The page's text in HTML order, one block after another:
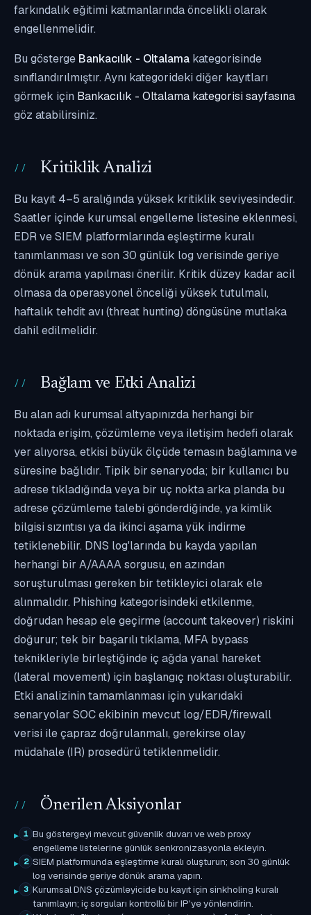
farkındalık eğitimi katmanlarında öncelikli olarak
engellenmelidir.
Bu gösterge Bankacılık - Oltalama kategorisinde
sınıflandırılmıştır. Aynı kategorideki diğer kayıtları
görmek için Bankacılık - Oltalama kategorisi sayfasına
göz atabilirsiniz.
Kritiklik Analizi
Bu kayıt 4–5 aralığında yüksek kritiklik seviyesindedir.
Saatler içinde kurumsal engelleme listesine eklenmesi,
EDR ve SIEM platformlarında eşleştirme kuralı
tanımlanması ve son 30 günlük log verisinde geriye
dönük arama yapılması önerilir. Kritik düzey kadar acil
olmasa da operasyonel önceliği yüksek tutulmalı,
haftalık tehdit avı (threat hunting) döngüsüne mutlaka
dahil edilmelidir.
Bağlam ve Etki Analizi
Bu alan adı kurumsal altyapınızda herhangi bir
noktada erişim, çözümleme veya iletişim hedefi olarak
yer alıyorsa, etkisi büyük ölçüde temasın bağlamına ve
süresine bağlıdır. Tipik bir senaryoda; bir kullanıcı bu
adrese tıkladığında veya bir uç nokta arka planda bu
adrese çözümleme talebi gönderdiğinde, ya kimlik
bilgisi sızıntısı ya da ikinci aşama yük indirme
tetiklenebilir. DNS log'larında bu kayda yapılan
herhangi bir A/AAAA sorgusu, en azından
soruşturulması gereken bir tetikleyici olarak ele
alınmalıdır. Phishing kategorisindeki etkilenme,
doğrudan hesap ele geçirme (account takeover) riskini
doğurur; tek bir başarılı tıklama, MFA bypass
teknikleriyle birleştiğinde iç ağda yanal hareket
(lateral movement) için başlangıç noktası oluşturabilir.
Etki analizinin tamamlanması için yukarıdaki
senaryolar SOC ekibinin mevcut log/EDR/firewall
verisi ile çapraz doğrulanmalı, gerekirse olay
müdahale (IR) prosedürü tetiklenmelidir.
Önerilen Aksiyonlar
1 Bu göstergeyi mevcut güvenlik duvarı ve web proxy
engelleme listelerine günlük senkronizasyonla ekleyin.
2 SIEM platformunda eşleştirme kuralı oluşturun; son 30 günlük
log verisinde geriye dönük arama yapın.
3 Kurumsal DNS çözümleyicide bu kayıt için sinkholing kuralı
tanımlayın; iç sorguları kontrollü bir IP'ye yönlendirin.